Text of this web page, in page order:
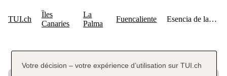
Votre décision – votre expérience d’utilisation sur TUI.ch